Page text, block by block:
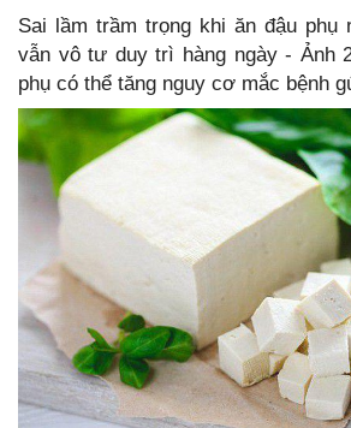
Sai lầm trầm trọng khi ăn đậu phụ
vẫn vô tư duy trì hàng ngày - Ảnh
phụ có thể tăng nguy cơ mắc bệnh